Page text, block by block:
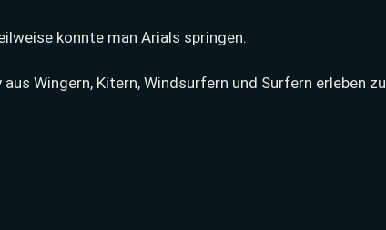
konnte man Arials springen.
Wingern, Kitern, Windsurfern und Surfern erleben zu